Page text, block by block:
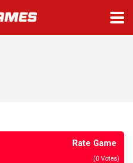
Rate Game
(0 Votes)